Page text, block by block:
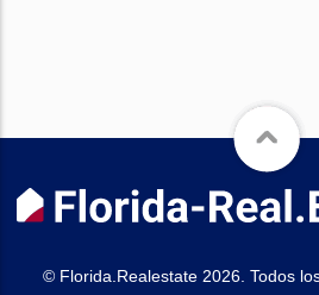
© Florida.Realestate 2026. Todos